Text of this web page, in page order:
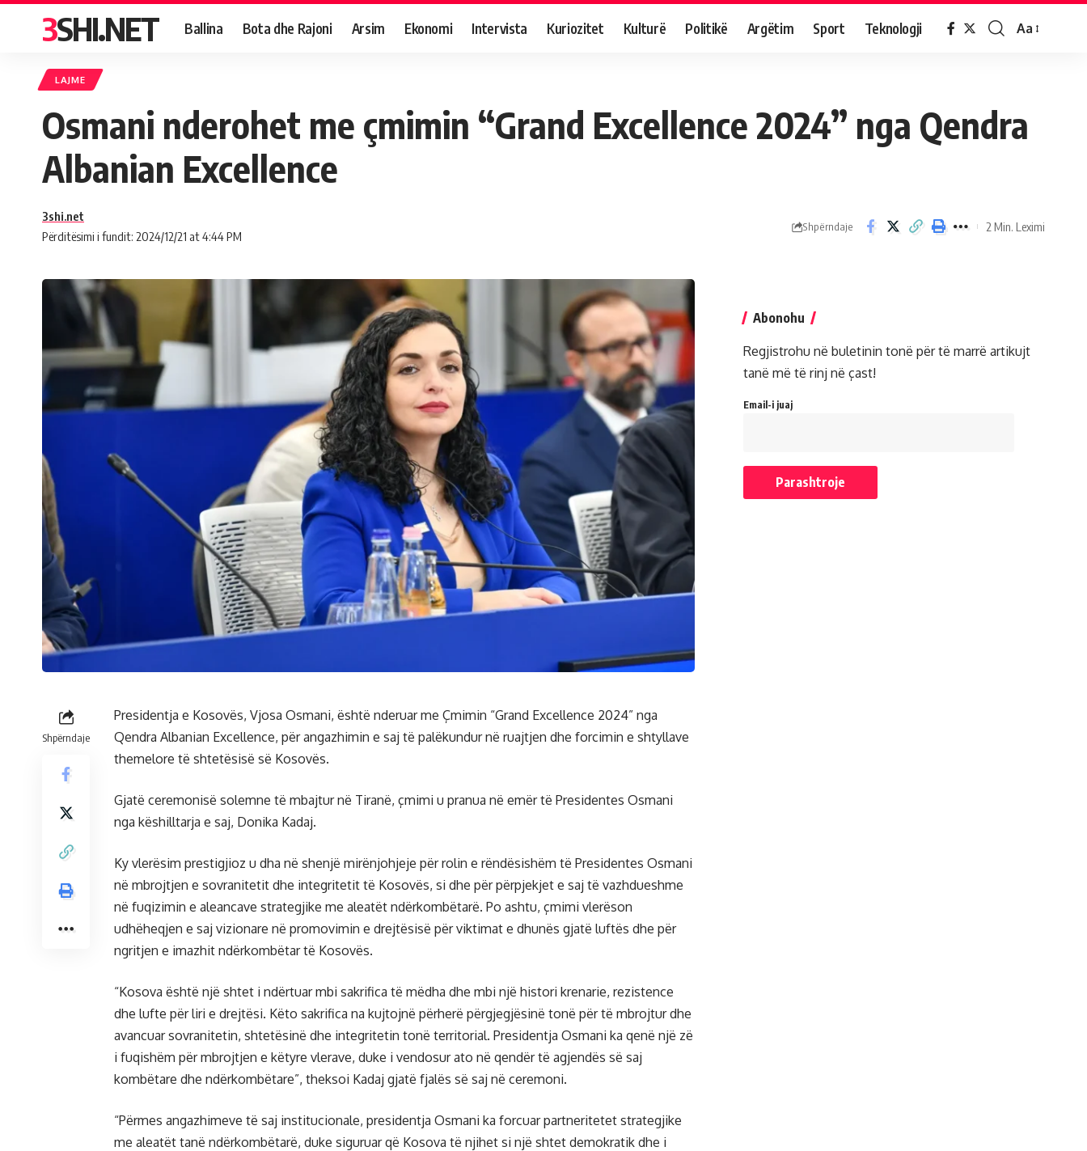
3SHI.NET Ballina Bota dhe Rajoni Arsim Ekonomi Intervista Kuriozitet Kulturë Politikë Argëtim Sport Teknologji Aa
LAJME
Osmani nderohet me çmimin “Grand Excellence 2024” nga Qendra
Albanian Excellence
Përditësimi i fundit: 2024/12/21 at 4:44 PM
3shi.net
Shpërndaje 2 Min. Leximi
Shpërndaje
Presidentja e Kosovës, Vjosa Osmani, është nderuar me Çmimin “Grand Excellence 2024” nga
Qendra Albanian Excellence, për angazhimin e saj të palëkundur në ruajtjen dhe forcimin e shtyllave
themelore të shtetësisë së Kosovës.
Gjatë ceremonisë solemne të mbajtur në Tiranë, çmimi u pranua në emër të Presidentes Osmani
nga këshilltarja e saj, Donika Kadaj.
Ky vlerësim prestigjioz u dha në shenjë mirënjohjeje për rolin e rëndësishëm të Presidentes Osmani
në mbrojtjen e sovranitetit dhe integritetit të Kosovës, si dhe për përpjekjet e saj të vazhdueshme
në fuqizimin e aleancave strategjike me aleatët ndërkombëtarë. Po ashtu, çmimi vlerëson
udhëheqjen e saj vizionare në promovimin e drejtësisë për viktimat e dhunës gjatë luftës dhe për
ngritjen e imazhit ndërkombëtar të Kosovës.
“Kosova është një shtet i ndërtuar mbi sakrifica të mëdha dhe mbi një histori krenarie, rezistence
dhe lufte për liri e drejtësi. Këto sakrifica na kujtojnë përherë përgjegjësinë tonë për të mbrojtur dhe
avancuar sovranitetin, shtetësinë dhe integritetin tonë territorial. Presidentja Osmani ka qenë një zë
i fuqishëm për mbrojtjen e këtyre vlerave, duke i vendosur ato në qendër të agjendës së saj
kombëtare dhe ndërkombëtare”, theksoi Kadaj gjatë fjalës së saj në ceremoni.
“Përmes angazhimeve të saj institucionale, presidentja Osmani ka forcuar partneritetet strategjike
me aleatët tanë ndërkombëtarë, duke siguruar që Kosova të njihet si një shtet demokratik dhe i
Abonohu
Regjistrohu në buletinin tonë për të marrë artikujt
tanë më të rinj në çast!
Email-i juaj